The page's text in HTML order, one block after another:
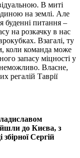
В миті
на землі. Але
буденні питання –
на розкачку в нас
Взагалі, ту
коли команда може
запасу міцності у
Власне,
регалій Таврії
до Києва, з
Сергій